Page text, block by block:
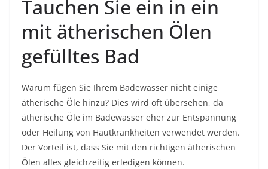
Tauchen Sie ein in ein
mit ätherischen Ölen
gefülltes Bad
Warum fügen Sie Ihrem Badewasser nicht einige
ätherische Öle hinzu? Dies wird oft übersehen, da
ätherische Öle im Badewasser eher zur Entspannung
oder Heilung von Hautkrankheiten verwendet werden.
Der Vorteil ist, dass Sie mit den richtigen ätherischen
Ölen alles gleichzeitig erledigen können.